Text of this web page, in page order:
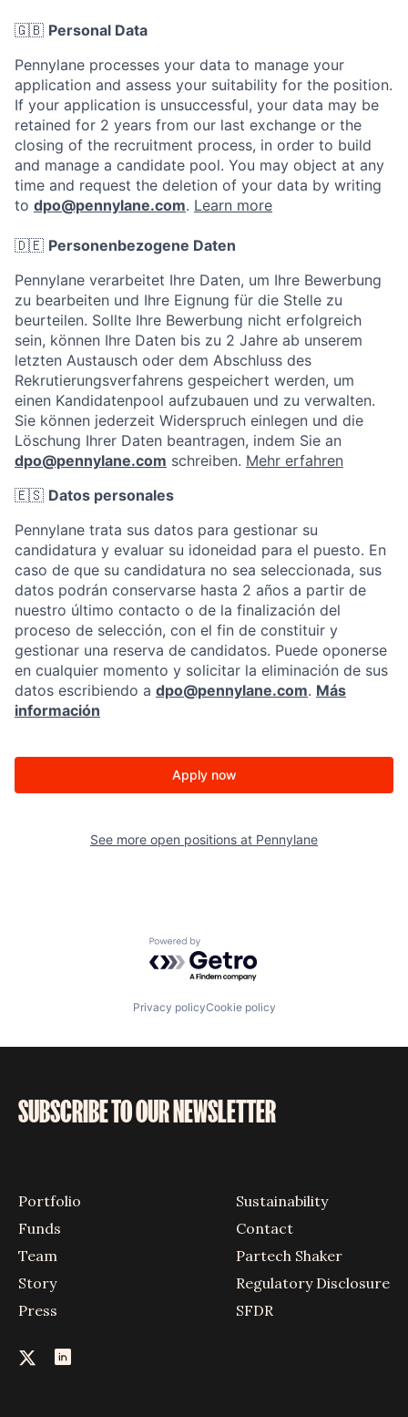
🇬🇧 Personal Data
Pennylane processes your data to manage your
application and assess your suitability for the position.
If your application is unsuccessful, your data may be
retained for 2 years from our last exchange or the
closing of the recruitment process, in order to build
and manage a candidate pool. You may object at any
time and request the deletion of your data by writing
to dpo@pennylane.com. Learn more
🇩🇪 Personenbezogene Daten
Pennylane verarbeitet Ihre Daten, um Ihre Bewerbung
zu bearbeiten und Ihre Eignung für die Stelle zu
beurteilen. Sollte Ihre Bewerbung nicht erfolgreich
sein, können Ihre Daten bis zu 2 Jahre ab unserem
letzten Austausch oder dem Abschluss des
Rekrutierungsverfahrens gespeichert werden, um
einen Kandidatenpool aufzubauen und zu verwalten.
Sie können jederzeit Widerspruch einlegen und die
Löschung Ihrer Daten beantragen, indem Sie an
dpo@pennylane.com schreiben. Mehr erfahren
🇪🇸 Datos personales
Pennylane trata sus datos para gestionar su
candidatura y evaluar su idoneidad para el puesto. En
caso de que su candidatura no sea seleccionada, sus
datos podrán conservarse hasta 2 años a partir de
nuestro último contacto o de la finalización del
proceso de selección, con el fin de constituir y
gestionar una reserva de candidatos. Puede oponerse
en cualquier momento y solicitar la eliminación de sus
datos escribiendo a dpo@pennylane.com. Más
información
Apply now
See more open positions at Pennylane
Powered by Getro.com
Privacy policyCookie policy
SUBSCRIBE TO OUR NEWSLETTER
Portfolio
Funds
Team
Story
Press
Sustainability
Contact
Partech Shaker
Regulatory Disclosure
SFDR